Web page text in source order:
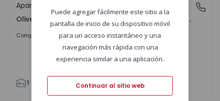
Oliveira de Azeméis, Santiago de Riba-Ul, Ul,
Apartamento
Oliveira de Azeméis, Santiago de Riba-Ul, Ul, Macinhata da Seixa e Madail, Aveiro
Comprar 227.500 €
1 65 1 1
Puede agregar fácilmente este sitio a la
pantalla de inicio de su dispositivo móvil
para un acceso instantáneo y una
navegación más rápida con una
experiencia similar a una aplicación.
Continuar al sitio web